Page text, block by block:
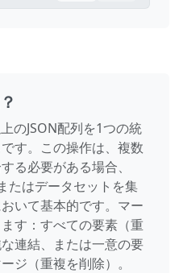
のJSON配列を1つの統
す。この操作は、複数
る必要がある場合、
たはデータセットを集
いて基本的です。マー
す：すべての要素（重
連結、または一意の要
ジ（重複を削除）。